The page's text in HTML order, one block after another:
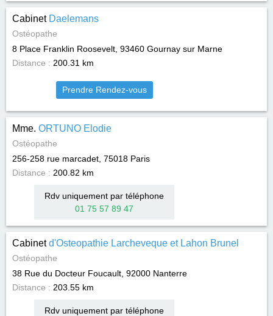
Cabinet Daelemans
Ostéopathe
8 Place Franklin Roosevelt, 93460 Gournay sur Marne
Distance : 200.31 km
Prendre Rendez-vous
Mme. ORTUNO Elodie
Ostéopathe
256-258 rue marcadet, 75018 Paris
Distance : 200.82 km
Rdv uniquement par téléphone
01 75 57 89 47
Cabinetd'Osteopathie Larcheveque et Lahon Brunel
Ostéopathe
38 Rue du Docteur Foucault, 92000 Nanterre
Distance : 203.55 km
Rdv uniquement par téléphone